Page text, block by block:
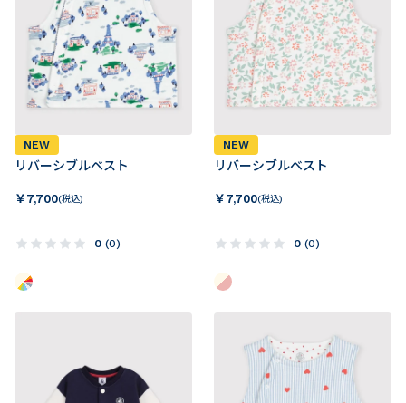
NEW
リバーシブルベスト
￥ 7,700(税込)
0 (0)
NEW
リバーシブルベスト
￥ 7,700(税込)
0 (0)